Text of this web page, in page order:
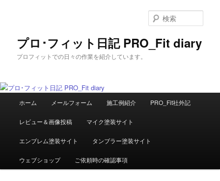
へ
移
プロ･フィット日記 PRO_Fit diary
プロフィットでの日々の作業を紹介しています。
索
ホーム メールフォーム 施工例紹介 PRO_Fit社外記
レビュー＆画像投稿 マイク塗装サイト
エンブレム塗装サイト タンブラー塗装サイト
ウェブショップ ご依頼時の確認事項